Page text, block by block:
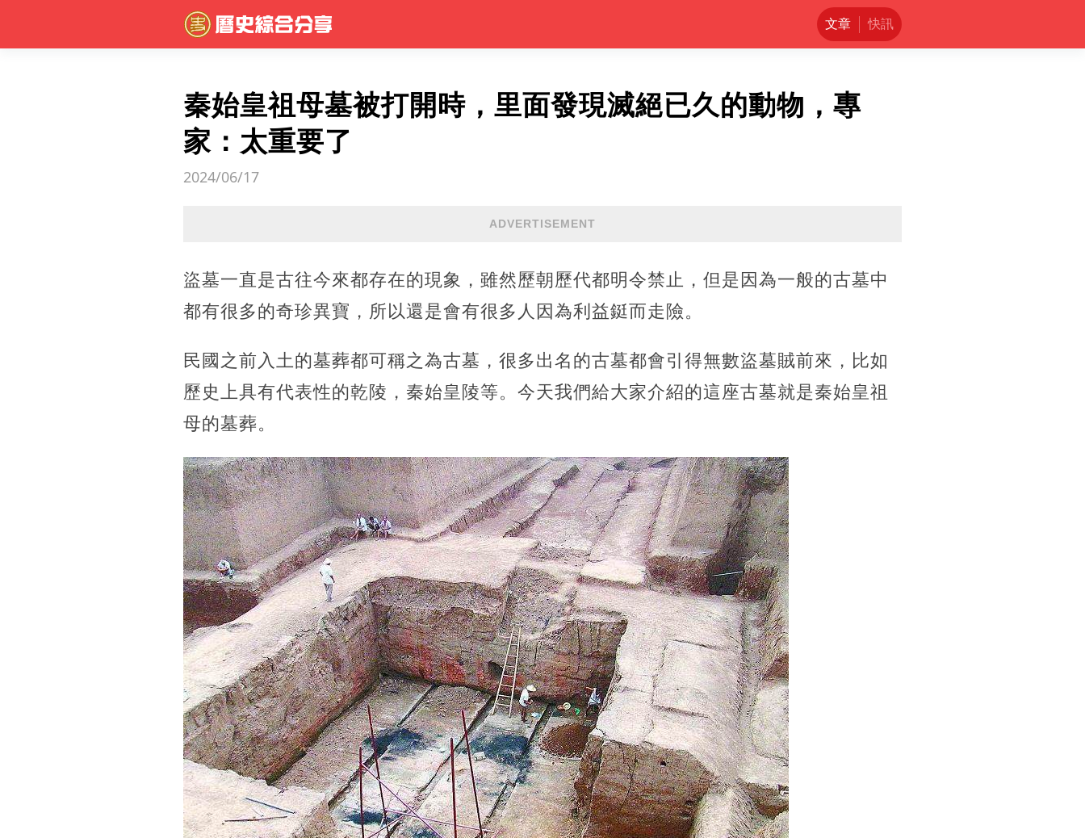
文章 快訊
秦始皇祖母墓被打開時，里面發現滅絕已久的動物，專
家：太重要了
2024/06/17
ADVERTISEMENT
盜墓一直是古往今來都存在的現象，雖然歷朝歷代都明令禁止，但是因為一般的古墓中
都有很多的奇珍異寶，所以還是會有很多人因為利益鋌而走險。
民國之前入土的墓葬都可稱之為古墓，很多出名的古墓都會引得無數盜墓賊前來，比如
歷史上具有代表性的乾陵，秦始皇陵等。今天我們給大家介紹的這座古墓就是秦始皇祖
母的墓葬。